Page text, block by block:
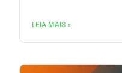
LEIA MAIS »